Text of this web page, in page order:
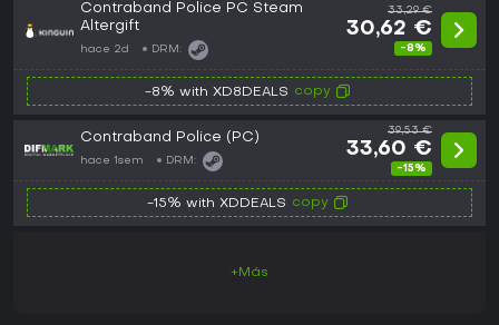
Contraband Police PC Steam
Altergift
hace 2d DRM:
33,29 €
30,62 €
-8%
-8% with XD8DEALS copy
Contraband Police (PC)
hace 1sem DRM:
39,53 €
33,60 €
-15%
-15% with XDDEALS copy
+Más